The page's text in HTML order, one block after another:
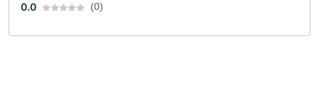
0.0
(0)